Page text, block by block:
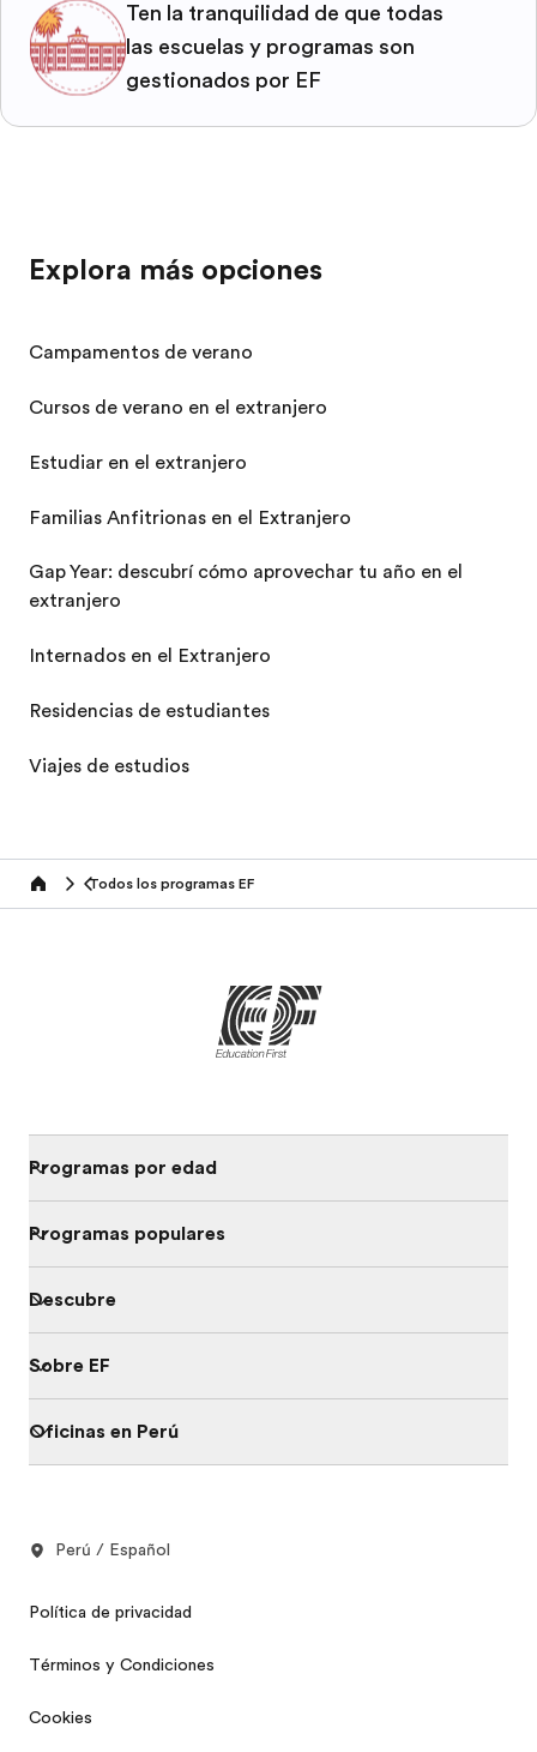
Ten la tranquilidad de que todas
las escuelas y programas son
gestionados por EF
Explora más opciones
Campamentos de verano
Cursos de verano en el extranjero
Estudiar en el extranjero
Familias Anfitrionas en el Extranjero
Gap Year: descubrí cómo aprovechar tu año en el
extranjero
Internados en el Extranjero
Residencias de estudiantes
Viajes de estudios
home Todos los programas EF
Programas por edad
Programas populares
Descubre
Sobre EF
Oficinas en Perú
Perú / Español
Política de privacidad
Términos y Condiciones
Cookies